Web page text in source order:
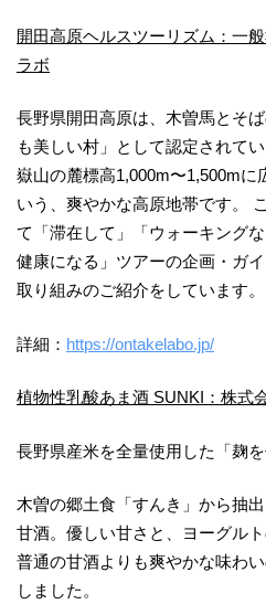
開田高原ヘルスツーリズム：一
ラボ
長野県開田高原は、木曽馬とそ
も美しい村」として認定されて
嶽山の麓標高1,000m〜1,500m
いう、爽やかな高原地帯です。
て「滞在して」「ウォーキング
健康になる」ツアーの企画・ガ
取り組みのご紹介をしています。
詳細： https://ontakelabo.jp/
植物性乳酸あま酒 SUNKI：株式
長野県産米を全量使用した「麹を
木曽の郷土食「すんき」から抽
甘酒。優しい甘さと、ヨーグル
普通の甘酒よりも爽やかな味わ
しました。